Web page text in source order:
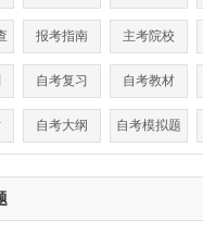
口
报考指南 主考院校
自考复习 自考教材
自考大纲 自考模拟题